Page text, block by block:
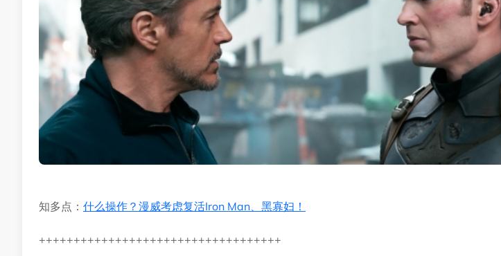
知多点： 什么操作？漫威考虑复活Iron Man、黑寡妇！
+++++++++++++++++++++++++++++++++++